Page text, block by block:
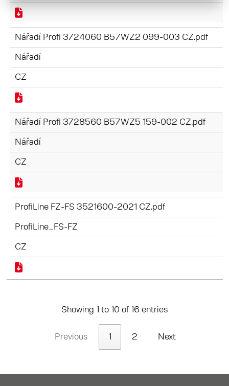
Nářadí Profi 3724060 B57WZ2 099-003 CZ.pdf
Nářadí
CZ
Nářadí Profi 3728560 B57WZ5 159-002 CZ.pdf
Nářadí
CZ
ProfiLine FZ-FS 3521600-2021 CZ.pdf
ProfiLine_FS-FZ
CZ
Showing 1 to 10 of 16 entries
Previous 1 2 Next